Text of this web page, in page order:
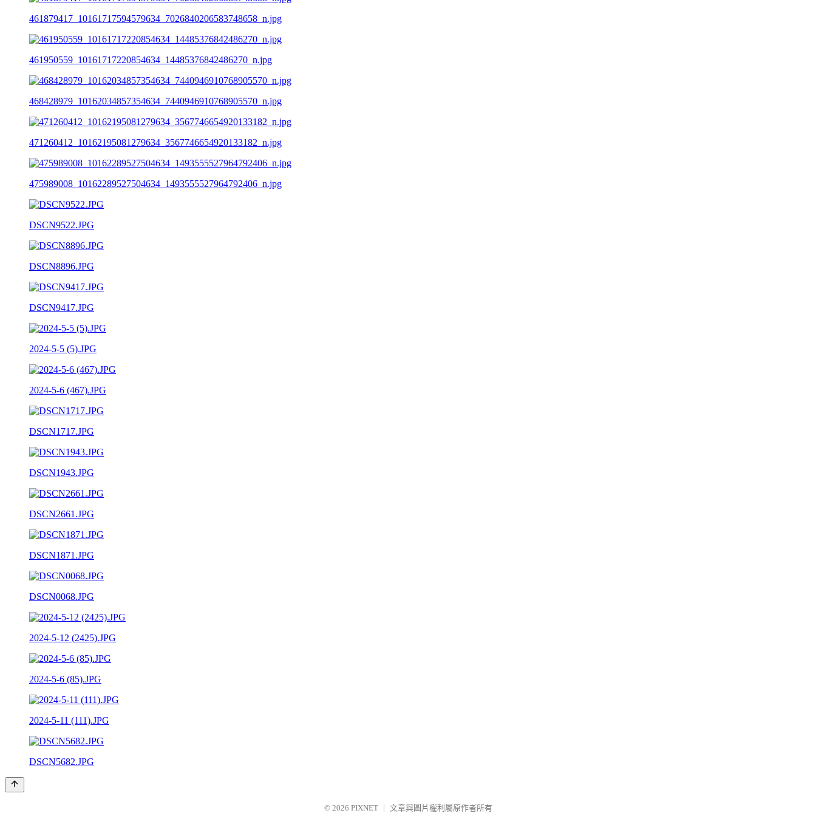
461879417_10161717594579634_7026840206583748658_n.jpg
461950559_10161717220854634_14485376842486270_n.jpg
468428979_10162034857354634_7440946910768905570_n.jpg
471260412_10162195081279634_3567746654920133182_n.jpg
475989008_10162289527504634_1493555527964792406_n.jpg
DSCN9522.JPG
DSCN8896.JPG
DSCN9417.JPG
2024-5-5 (5).JPG
2024-5-6 (467).JPG
DSCN1717.JPG
DSCN1943.JPG
DSCN2661.JPG
DSCN1871.JPG
DSCN0068.JPG
2024-5-12 (2425).JPG
2024-5-6 (85).JPG
2024-5-11 (111).JPG
DSCN5682.JPG
© 2026 PIXNET
文章與圖片權利屬原作者所有